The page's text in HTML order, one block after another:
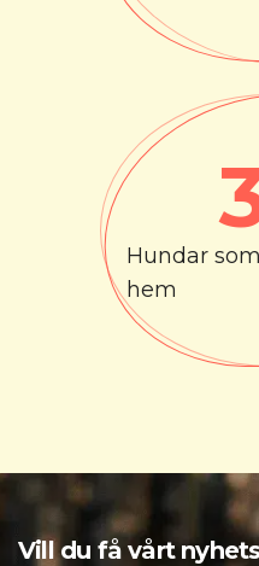
Hundar
hem
Vill du få vårt